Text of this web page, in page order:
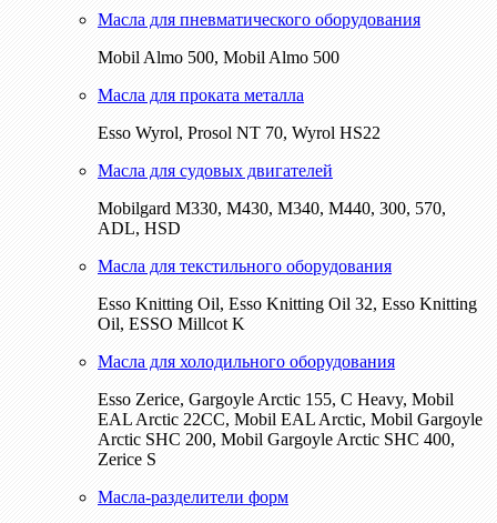
Масла для пневматического оборудования
Mobil Almo 500, Mobil Almo 500
Масла для проката металла
Esso Wyrol, Prosol NT 70, Wyrol HS22
Масла для судовых двигателей
Mobilgard M330, M430, M340, M440, 300, 570,
ADL, HSD
Масла для текстильного оборудования
Esso Knitting Oil, Esso Knitting Oil 32, Esso Knitting
Oil, ESSO Millcot K
Масла для холодильного оборудования
Esso Zerice, Gargoyle Arctic 155, С Heavy, Mobil
EAL Arctic 22CC, Mobil EAL Arctic, Mobil Gargoyle
Arctic SHC 200, Mobil Gargoyle Arctic SHC 400,
Zerice S
Масла-разделители форм